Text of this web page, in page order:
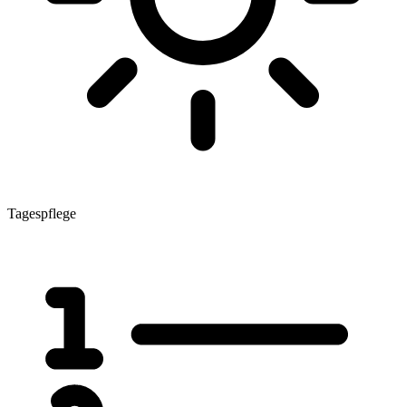
Tagespflege